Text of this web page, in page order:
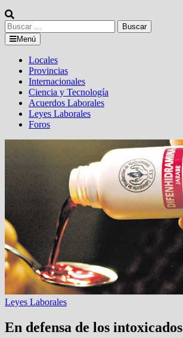
Buscar:
Menú
Locales
Provincias
Internacionales
Ciencia y Tecnología
Acuerdos Laborales
Leyes Laborales
Foros
Leyes Laborales
En defensa de los intoxicados